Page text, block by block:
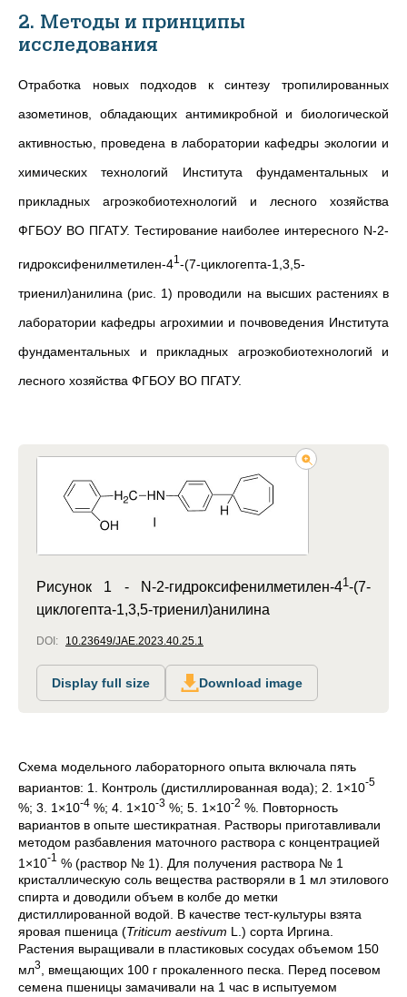
2. Методы и принципы
исследования
Отработка новых подходов к синтезу тропилированных
азометинов, обладающих антимикробной и биологической
активностью, проведена в лаборатории кафедры экологии и
химических технологий Института фундаментальных и
прикладных агроэкобиотехнологий и лесного хозяйства
ФГБОУ ВО ПГАТУ. Тестирование наиболее интересного N-2-
гидроксифенилметилен-41 -(7-циклогепта-1,3,5-
триенил)анилина (рис. 1) проводили на высших растениях в
лаборатории кафедры агрохимии и почвоведения Института
фундаментальных и прикладных агроэкобиотехнологий и
лесного хозяйства ФГБОУ ВО ПГАТУ.
Рисунок 1 - N-2-гидроксифенилметилен-41-(7-
циклогепта-1,3,5-триенил)анилина
DOI: 10.23649/JAE.2023.40.25.1
Display full size Download image
Схема модельного лабораторного опыта включала пять
вариантов: 1. Контроль (дистиллированная вода); 2. 1×10-5
%; 3. 1×10-4 %; 4. 1×10-3 %; 5. 1×10-2 %. Повторность
вариантов в опыте шестикратная. Растворы приготавливали
методом разбавления маточного раствора с концентрацией
1×10-1 % (раствор № 1). Для получения раствора № 1
кристаллическую соль вещества растворяли в 1 мл этилового
спирта и доводили объем в колбе до метки
дистиллированной водой. В качестве тест-культуры взята
яровая пшеница (Triticum aestivum L.) сорта Иргина.
Растения выращивали в пластиковых сосудах объемом 150
мл3
, вмещающих 100 г прокаленного песка. Перед посевом
семена пшеницы замачивали на 1 час в испытуемом